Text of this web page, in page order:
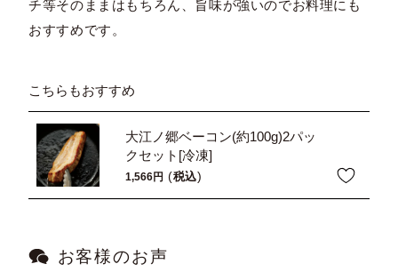
チ等そのままはもちろん、旨味が強いのでお料理にも
おすすめです。
こちらもおすすめ
大江ノ郷ベーコン(約100g)2パッ
クセット[冷凍]
1,566 税込
お客様のお声